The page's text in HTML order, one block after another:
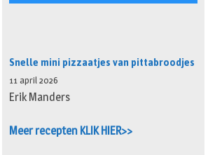
Snelle mini pizzaatjes van pittabroodjes
11 april 2026
Erik Manders
Meer recepten KLIK HIER>>